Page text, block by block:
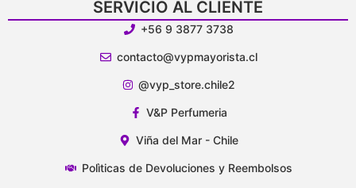
SERVICIO AL CLIENTE
+56 9 3877 3738
contacto@vypmayorista.cl
@vyp_store.chile2
V&P Perfumeria
Viña del Mar - Chile
Polìticas de Devoluciones y Reembolsos